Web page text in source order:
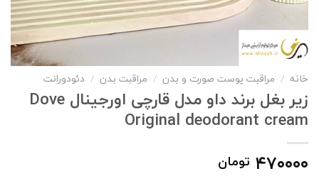
خانه / مراقبت پوست صورت و بدن / مراقبت بدن / دئودورانت
زیر بغل برند داو مدل قارچی اورجینال Dove
Original deodorant cream
۴۷۰۰۰۰ تومان